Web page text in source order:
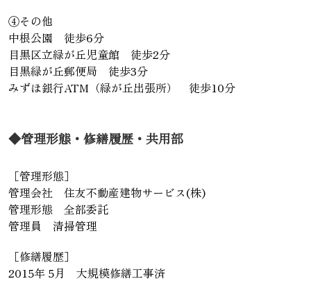
④その他
中根公園 徒歩6分
目黒区立緑が丘児童館 徒歩2分
目黒緑が丘郵便局 徒歩3分
みずほ銀行ATM（緑が丘出張所） 徒歩10分
◆管理形態・修繕履歴・共用部
［管理形態］
管理会社 住友不動産建物サービス(株)
管理形態 全部委託
管理員 清掃管理
［修繕履歴］
2015年 5月 大規模修繕工事済